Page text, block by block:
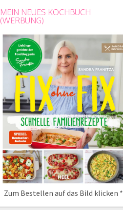
MEIN NEUES KOCHBUCH
(WERBUNG)
Zum Bestellen auf das Bild klicken *